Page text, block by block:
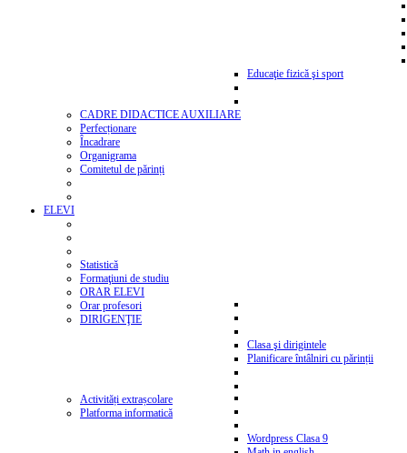
Educaţie fizică şi sport
CADRE DIDACTICE AUXILIARE
Perfecționare
Încadrare
Organigrama
Comitetul de părinți
ELEVI
Statistică
Formaţiuni de studiu
ORAR ELEVI
Orar profesori
DIRIGENŢIE
Clasa şi dirigintele
Planificare întâlniri cu părinții
Activități extrașcolare
Platforma informatică
Wordpress Clasa 9